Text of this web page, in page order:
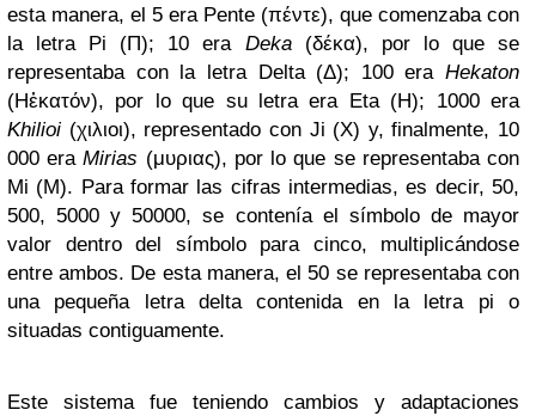
esta manera, el 5 era Pente (πέντε), que comenzaba con
la letra Pi (Π); 10 era Deka(δέκα), por lo que se
representaba con la letra Delta (Δ); 100 era Hekaton
(Ηἑκατόν), por lo que su letra era Eta (Η); 1000 era
Khilioi (χιλιοι), representado con Ji (Χ) y, finalmente, 10
000 eraMirias (μυριας), por lo que se representaba con
Mi (Μ). Para formar las cifras intermedias, es decir, 50,
500, 5000 y 50000, se contenía el símbolo de mayor
valor dentro del símbolo para cinco, multiplicándose
entre ambos. De esta manera, el 50 se representaba con
una pequeña letra delta contenida en la letra pi o
situadas contiguamente.
Este sistema fue teniendo cambios y adaptaciones